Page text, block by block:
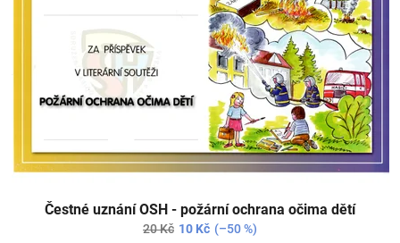
Čestné uznání OSH - požární ochrana očima dětí
20 Kč 10 Kč (–50 %)